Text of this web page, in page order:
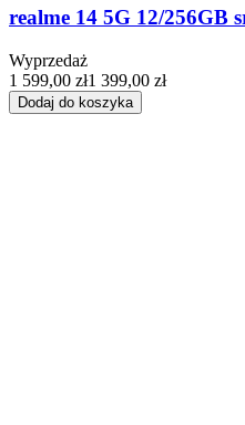
realme 14 5G 12/256GB
Wyprzedaż
1 599,00 zł1 399,00 zł
Dodaj do koszyka